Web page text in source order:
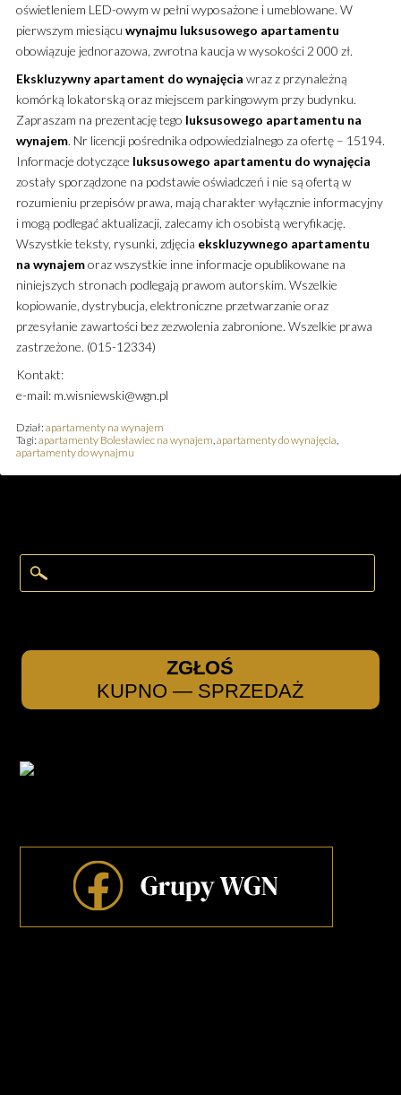
oświetleniem LED-owym w pełni wyposażone i umeblowane. W
pierwszym miesiącu wynajmu luksusowego apartamentu
obowiązuje jednorazowa, zwrotna kaucja w wysokości 2 000 zł.
Ekskluzywny apartament do wynajęcia wraz z przynależną
komórką lokatorską oraz miejscem parkingowym przy budynku.
Zapraszam na prezentację tego luksusowego apartamentu na
wynajem. Nr licencji pośrednika odpowiedzialnego za ofertę – 15194.
Informacje dotyczące luksusowego apartamentu do wynajęcia
zostały sporządzone na podstawie oświadczeń i nie są ofertą w
rozumieniu przepisów prawa, mają charakter wyłącznie informacyjny
i mogą podlegać aktualizacji, zalecamy ich osobistą weryfikację.
Wszystkie teksty, rysunki, zdjęcia ekskluzywnego apartamentu
na wynajemoraz wszystkie inne informacje opublikowane na
niniejszych stronach podlegają prawom autorskim. Wszelkie
kopiowanie, dystrybucja, elektroniczne przetwarzanie oraz
przesyłanie zawartości bez zezwolenia zabronione. Wszelkie prawa
zastrzeżone. (015-12334)
Kontakt:
e-mail: m.wisniewski@wgn.pl
Dział: apartamenty na wynajem
Tagi: apartamenty Bolesławiec na wynajem apartamenty do wynajęcia
apartamenty do wynajmu
ZGŁOŚ
KUPNO — SPRZEDAŻ